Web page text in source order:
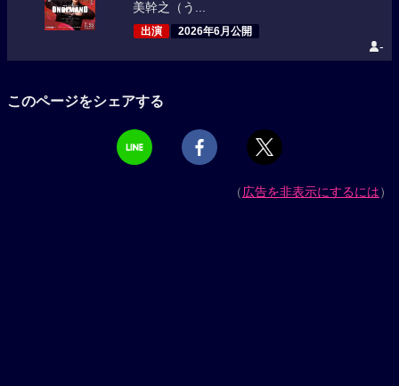
美幹之（う...
出演 2026年6月公開
-
このページをシェアする
（広告を非表示にするには）